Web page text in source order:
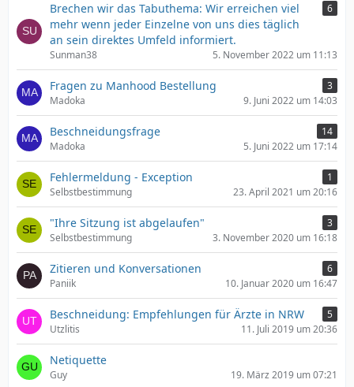
Brechen wir das Tabuthema: Wir erreichen viel
mehr wenn jeder Einzelne von uns dies täglich
an sein direktes Umfeld informiert.
6
Sunman38 5. November 2022 um 11:13
Fragen zu Manhood Bestellung
3
Madoka
9. Juni 2022 um 14:03
Beschneidungsfrage
14
Madoka
5. Juni 2022 um 17:14
Fehlermeldung - Exception
1
Selbstbestimmung
23. April 2021 um 20:16
"Ihre Sitzung ist abgelaufen"
3
Selbstbestimmung
3. November 2020 um 16:18
Zitieren und Konversationen
6
Paniik
10. Januar 2020 um 16:47
Beschneidung: Empfehlungen für Ärzte in NRW
5
Utzlitis
11. Juli 2019 um 20:36
Netiquette
Guy 19. März 2019 um 07:21